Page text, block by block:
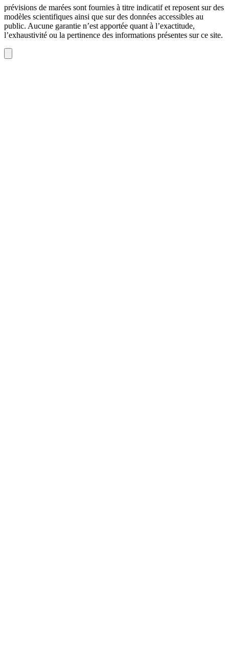
prévisions de marées sont fournies à titre indicatif et reposent sur des
modèles scientifiques ainsi que sur des données accessibles au
public. Aucune garantie n’est apportée quant à l’exactitude,
l’exhaustivité ou la pertinence des informations présentes sur ce site.